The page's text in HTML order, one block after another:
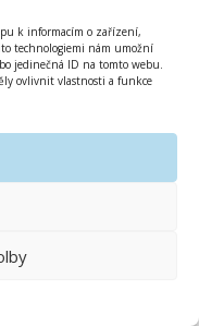
k informacím o zařízení,
technologiemi nám umožní
jedinečná ID na tomto webu.
ovlivnit vlastnosti a funkce